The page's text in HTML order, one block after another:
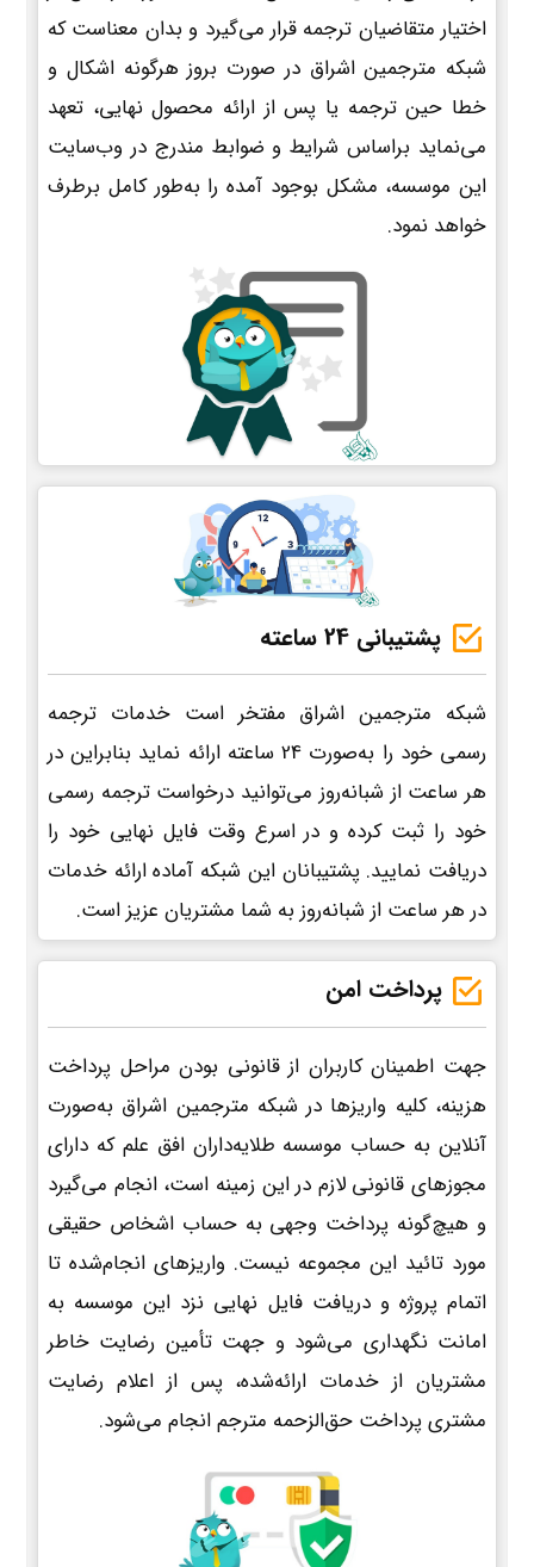
اختیار متقاضیان ترجمه قرار می‌گیرد و بدان معناست که
شبکه مترجمین اشراق در صورت بروز هرگونه اشکال و
خطا حین ترجمه یا پس از ارائه محصول نهایی، تعهد
می‌نماید براساس شرایط و ضوابط مندرج در وب‌سایت
این موسسه، مشکل بوجود آمده را به‌طور کامل برطرف
خواهد نمود.
پشتیبانی 24 ساعته
شبکه مترجمین اشراق مفتخر است خدمات ترجمه
رسمی خود را به‌صورت 24 ساعته ارائه نماید بنابراین در
هر ساعت از شبانه‌روز می‌توانید درخواست ترجمه رسمی
خود را ثبت کرده و در اسرع وقت فایل نهایی خود را
دریافت نمایید. پشتیبانان این شبکه آماده ارائه خدمات
در هر ساعت از شبانه‌روز به شما مشتریان عزیز است.
پرداخت امن
جهت اطمینان کاربران از قانونی بودن مراحل پرداخت
هزینه، کلیه واریزها در شبکه مترجمین اشراق به‌صورت
آنلاین به حساب موسسه طلایه‌داران افق علم که دارای
مجوزهای قانونی لازم در این زمینه است، انجام می‌گیرد
و هیچ‌گونه پرداخت وجهی به حساب اشخاص حقیقی
مورد تائید این مجموعه نیست. واریزهای انجام‌شده تا
اتمام پروژه و دریافت فایل نهایی نزد این موسسه به
امانت نگهداری می‌شود و جهت تأمین رضایت خاطر
مشتریان از خدمات ارائه‌شده، پس از اعلام رضایت
مشتری پرداخت حق‌الزحمه مترجم انجام می‌شود.